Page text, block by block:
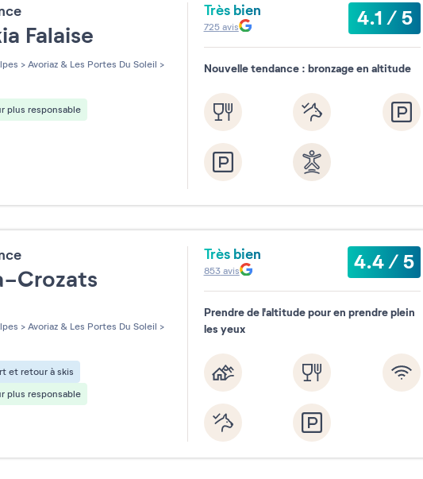
Falaise
> Avoriaz & Les Portes Du Soleil >
plus responsable
Très bien 4.1/5
725avis
Nouvelle tendance : bronzage en altitude
Crozats
sur 5
> Avoriaz & Les Portes Du Soleil >
et retour à skis
plus responsable
Très bien 4.4/5
853avis
Prendre de l'altitude pour en prendre plein
les yeux